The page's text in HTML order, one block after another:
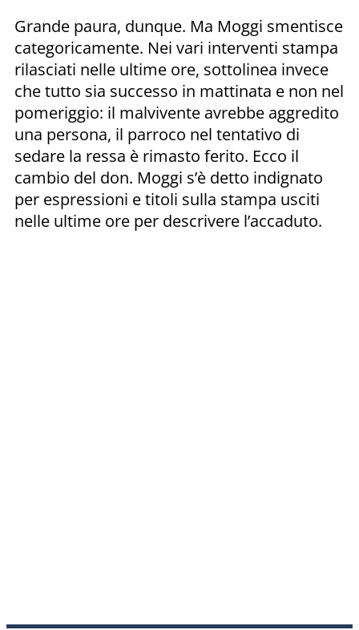
Grande paura, dunque. Ma Moggi smentisce
categoricamente. Nei vari interventi stampa
rilasciati nelle ultime ore, sottolinea invece
che tutto sia successo in mattinata e non nel
pomeriggio: il malvivente avrebbe aggredito
una persona, il parroco nel tentativo di
sedare la ressa è rimasto ferito. Ecco il
cambio del don. Moggi s’è detto indignato
per espressioni e titoli sulla stampa usciti
nelle ultime ore per descrivere l’accaduto.